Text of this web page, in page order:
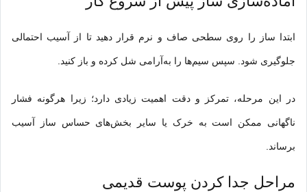
ابتدا ساز را روی سطحی صاف و نرم قرار دهید تا از آسیب احتمالی
جلوگیری شود. سپس سیم‌ها را به‌آرامی شل کرده و باز کنید.
در این مرحله، تمرکز و دقت اهمیت زیادی دارد؛ زیرا هرگونه فشار
ناگهانی ممکن است به خرک یا سایر بخش‌های حساس ساز آسیب
برساند.
مراحل جدا کردن پوست قدیمی